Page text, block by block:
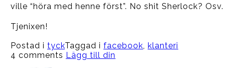
ville “höra med henne först”. No shit Sherlock? Osv.
Tjenixen!
Postad i tyckTaggad i facebook, klanteri
4 comments Lägg till din